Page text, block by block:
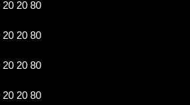
20 80
20 80
20 80
20 80